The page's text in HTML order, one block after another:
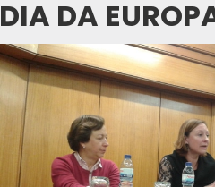
DIA DA